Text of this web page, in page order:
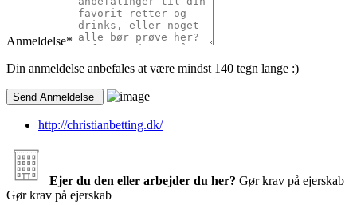
Anmeldelse*
Din anmeldelse anbefales at være mindst 140 tegn lange :)
http://christianbetting.dk/
Ejer du den eller arbejder du her? Gør krav på ejerskab
Gør krav på ejerskab